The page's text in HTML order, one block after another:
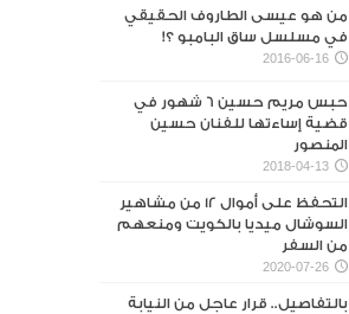
من هو عيسى الطاروف الحقيقي
في مسلسل ساق البامبو ؟!
2016-06-16
حبس مريم حسين 6 شهور في
قضية إساءتها للفنان حسين
المنصور‎
2018-04-13
التحفظ على أموال 12 من مشاهير
السوشال ميديا بالكويت ومنعهم
من السفر
2020-07-26
بالتفاصيل.. قرار عاجل من النيابة